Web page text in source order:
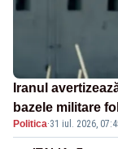
Iranul
bazele militare
Politica·31 iul. 2026,